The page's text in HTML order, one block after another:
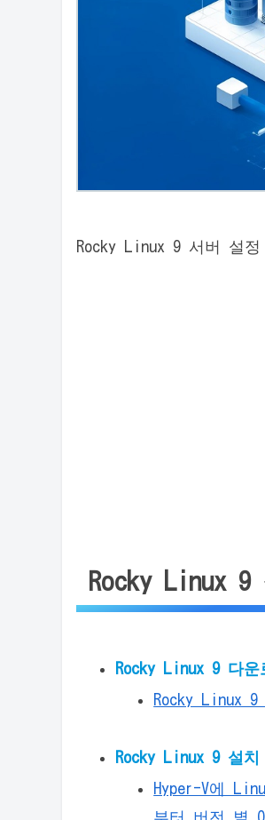
Rocky Linux 9 서버 설
Rocky Linux 9
Rocky Linux 9 다운
Rocky Linux 9
Rocky Linux 9 설치
Hyper-V에
부터 버전 별